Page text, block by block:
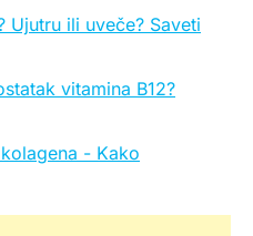
Ujutru ili uveče? Saveti
vitamina B12?
- Kako